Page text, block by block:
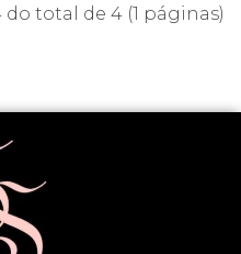
do total de 4 (1 páginas)